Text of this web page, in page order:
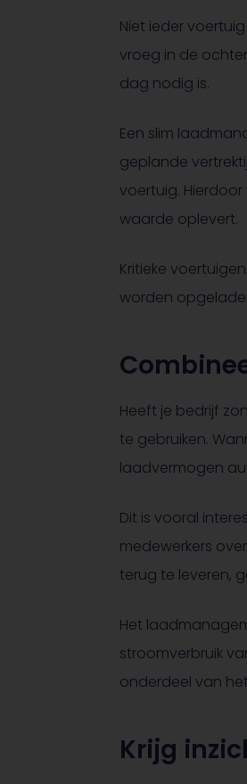
Niet ieder
vroeg in de
dag nodig is.
Een slim
geplande
voertuig.
waarde oplevert.
Kritieke
worden
Heeft je bedrijf
te gebruiken.
laadvermogen
Dit is vooral
medewerkers
terug te leveren,
Het
stroomverbruik
onderdeel van
Krijg